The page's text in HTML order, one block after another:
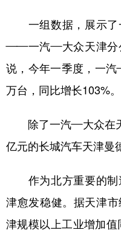
Русский язык
Deutsch Português
一组数据，展示了
——一汽—大众天津分
说，今年一季度，一
万台，同比增长103%。
除了一汽—大众在天
亿元的长城汽车天津曼
作为北方重要的制
津愈发稳健。据天津
津规模以上工业增加